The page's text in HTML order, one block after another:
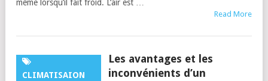
même lorsqu’il fait froid. L’air est …
Read More
CLIMATISAION
Les avantages et les
inconvénients d’un